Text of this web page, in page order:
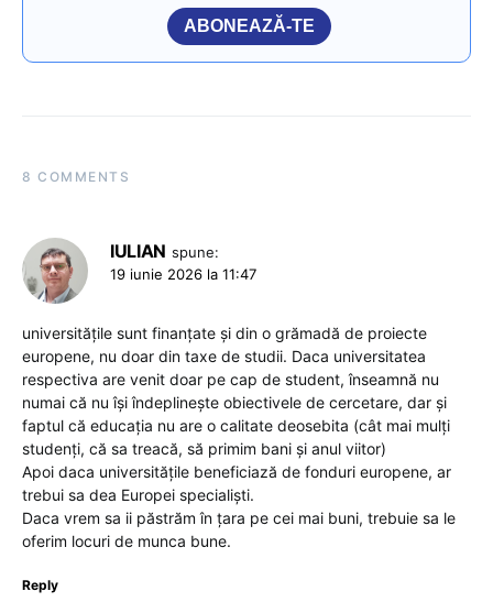
ABONEAZĂ-TE
8 COMMENTS
IULIAN spune:
19 iunie 2026 la 11:47
universitățile sunt finanțate și din o grămadă de proiecte
europene, nu doar din taxe de studii. Daca universitatea
respectiva are venit doar pe cap de student, înseamnă nu
numai că nu își îndeplinește obiectivele de cercetare, dar și
faptul că educația nu are o calitate deosebita (cât mai mulți
studenți, că sa treacă, să primim bani și anul viitor)
Apoi daca universitățile beneficiază de fonduri europene, ar
trebui sa dea Europei specialiști.
Daca vrem sa ii păstrăm în țara pe cei mai buni, trebuie sa le
oferim locuri de munca bune.
Reply